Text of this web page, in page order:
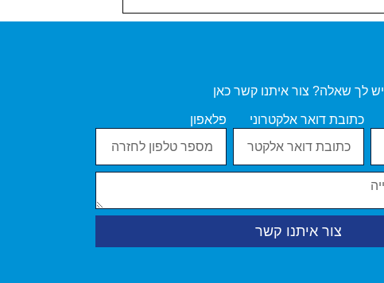
יש לך שאלה? צור איתנו קשר כאן
כתובת דואר אלקטרוני פלאפון
צור איתנו קשר